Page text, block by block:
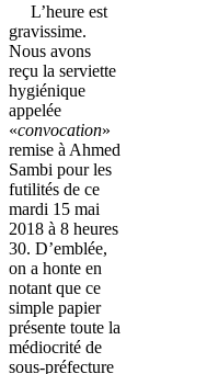
L’heure est
gravissime.
Nous avons
reçu la serviette
hygiénique
appelée
«convocation»
remise à Ahmed
Sambi pour les
futilités de ce
mardi 15 mai
2018 à 8 heures
30. D’emblée,
on a honte en
notant que ce
simple papier
présente toute la
médiocrité de
sous-préfecture